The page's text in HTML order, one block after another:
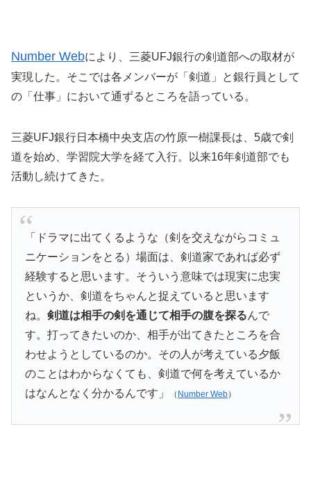
Number Webにより、三菱UFJ銀行の剣道部への取材が
実現した。そこでは各メンバーが「剣道」と銀行員として
の「仕事」において通ずるところを語っている。
三菱UFJ銀行日本橋中央支店の竹原一樹課長は、5歳で剣
道を始め、学習院大学を経て入行。以来16年剣道部でも
活動し続けてきた。
「ドラマに出てくるような（剣を交えながらコミュ
ニケーションをとる）場面は、剣道家であれば必ず
経験すると思います。そういう意味では現実に忠実
というか、剣道をちゃんと捉えていると思います
ね。剣道は相手の剣を通じて相手の腹を探るんで
す。打ってきたいのか、相手が出てきたところを合
わせようとしているのか。その人が考えている夕飯
のことはわからなくても、剣道で何を考えているか
はなんとなく分かるんです」
（ Number Web）